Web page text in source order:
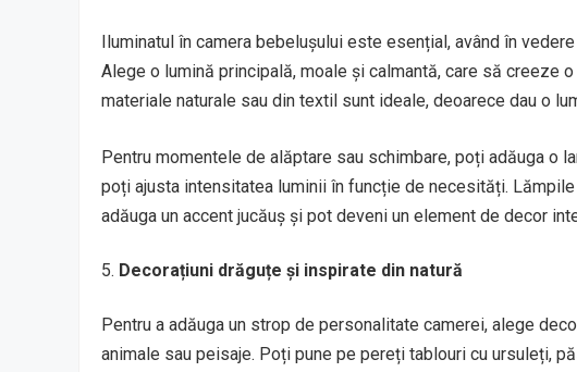
Iluminatul în camera bebelușului este esențial, având în
Alege o lumină principală, moale și calmantă, care să creeze
materiale naturale sau din textil sunt ideale, deoarece dau o
Pentru momentele de alăptare sau schimbare, poți adăuga o
poți ajusta intensitatea luminii în funcție de necesități.
adăuga un accent jucăuș și pot deveni un element de decor
Decorațiuni drăguțe și inspirate din natură
Pentru a adăuga un strop de personalitate camerei, alege
animale sau peisaje. Poți pune pe pereți tablouri cu ursuleți,